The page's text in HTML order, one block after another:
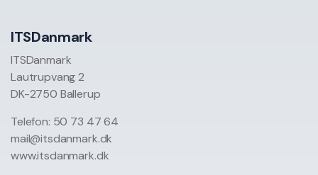
ITSDanmark
ITSDanmark
Lautrupvang 2
DK-2750 Ballerup
Telefon: 50 73 47 64
mail@itsdanmark.dk
www.itsdanmark.dk